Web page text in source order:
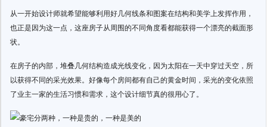
从一开始设计师就希望能够利用好几何线条和图案在结构和美学上发挥作用，
也正是因为这一点，这座房子从周围的不同角度看都能获得一个漂亮的截面形
状。
在房子的内部，堆叠几何结构造成光线变化，因为太阳在一天中穿过天空，所
以获得不同的采光效果。好像每个房间都有自己的黄金时间，采光的变化依照
了业主一家的生活习惯和需求，这个设计细节真的很用心了。